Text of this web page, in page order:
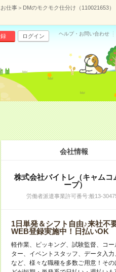
仕事＞DMのモクモク仕分け（110021653）
ログイン ヘルプ・お問い合わせ
会社情報
株式会社バイトレ（キャムコ
ープ）
労働者派遣事業許可番号:般13-
1日単発＆シフト自由♪来社不
WEB登録実施中！日払いOK
軽作業、ピッキング、試験監督、コー
ター、イベントスタッフ、データ入力
など、様々な職種を多数ご用意！その